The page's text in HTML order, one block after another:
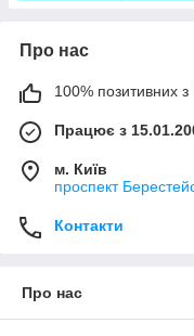
Про нас
100% позитивних з
Працює з
м. Київ
проспект
Контакти
Про нас